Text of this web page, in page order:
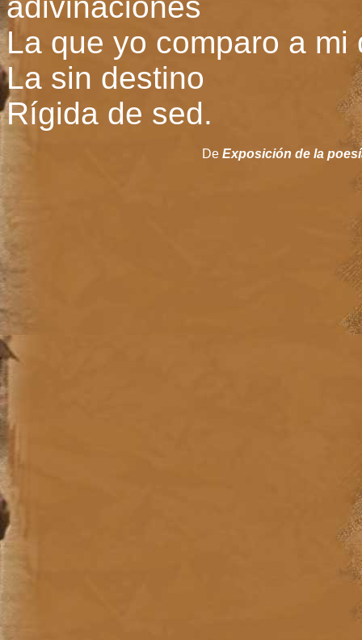
La que yo comparo a mi
La sin destino
Rígida de sed.
De Exposición de la